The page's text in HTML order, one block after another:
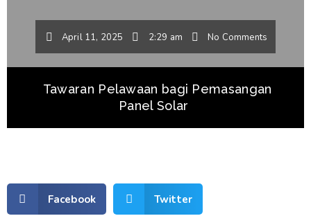
April 11, 2025 2:29 am No Comments
Tawaran Pelawaan bagi Pemasangan
Panel Solar
Facebook Twitter